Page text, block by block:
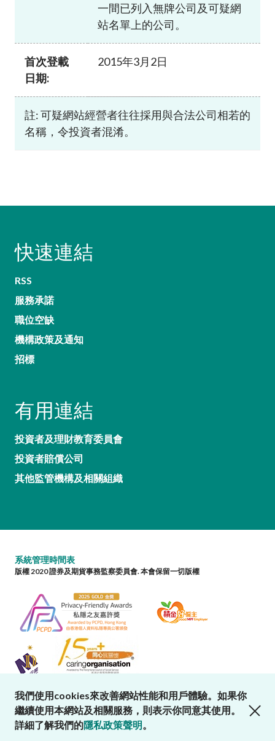
一間已列入無牌公司及可疑網
站名單上的公司。
首次登載
日期:
2015年3月2日
註: 可疑網站經營者往往採用與合法公司相若的
名稱，令投資者混淆。
快速連結
RSS
服務承諾
職位空缺
機構政策及通知
招標
有用連結
投資者及理財教育委員會
投資者賠償公司
其他監管機構及相關組織
系統管理時間表
版權 2020 證券及期貨事務監察委員會. 本會保留一切版權
我們使用cookies來改善網站性能和用戶體驗。如果你
繼續使用本網站及相關服務，則表示你同意其使用。
詳細了解我們的隱私政策聲明。
close cookies alert